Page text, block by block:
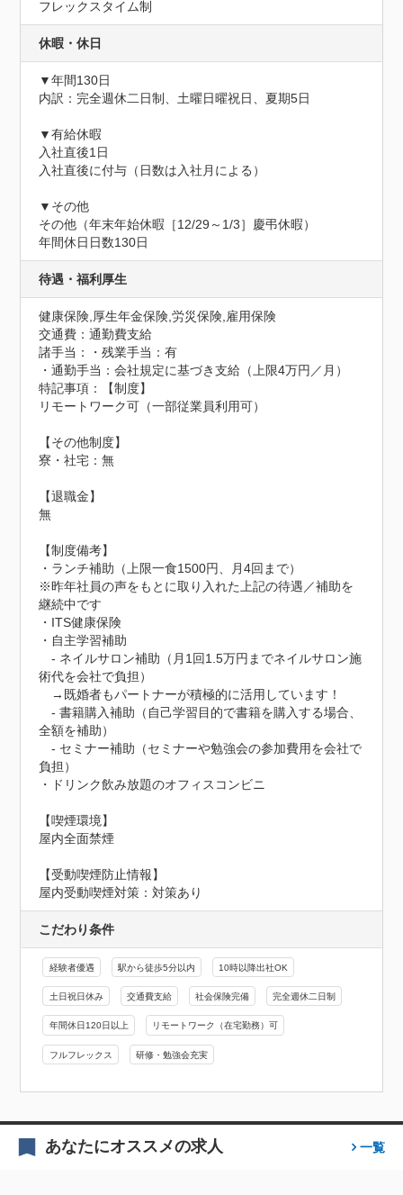
フレックスタイム制
休暇・休日
▼年間130日
内訳：完全週休二日制、土曜日曜祝日、夏期5日
▼有給休暇
入社直後1日
入社直後に付与（日数は入社月による）
▼その他
その他（年末年始休暇［12/29～1/3］慶弔休暇）
年間休日日数130日
待遇・福利厚生
健康保険,厚生年金保険,労災保険,雇用保険
交通費：通勤費支給
諸手当：・残業手当：有
・通勤手当：会社規定に基づき支給（上限4万円／月）
特記事項：【制度】
リモートワーク可（一部従業員利用可）
【その他制度】
寮・社宅：無
【退職金】
無
【制度備考】
・ランチ補助（上限一食1500円、月4回まで）
※昨年社員の声をもとに取り入れた上記の待遇／補助を
継続中です
・ITS健康保険
・自主学習補助
- ネイルサロン補助（月1回1.5万円までネイルサロン施
術代を会社で負担）
→既婚者もパートナーが積極的に活用しています！
- 書籍購入補助（自己学習目的で書籍を購入する場合、
全額を補助）
- セミナー補助（セミナーや勉強会の参加費用を会社で
負担）
・ドリンク飲み放題のオフィスコンビニ
【喫煙環境】
屋内全面禁煙
【受動喫煙防止情報】
屋内受動喫煙対策：対策あり
こだわり条件
経験者優遇 駅から徒歩5分以内 10時以降出社OK
土日祝日休み 交通費支給 社会保険完備 完全週休二日制
年間休日120日以上 リモートワーク（在宅勤務）可
フルフレックス 研修・勉強会充実
あなたにオススメの求人 一覧